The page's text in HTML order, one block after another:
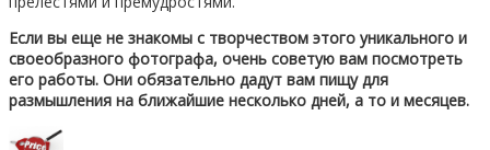
Если вы еще не знакомы с творчеством этого уникального и
своеобразного фотографа, очень советую вам посмотреть
его работы. Они обязательно дадут вам пищу для
размышления на ближайшие несколько дней, а то и месяцев.